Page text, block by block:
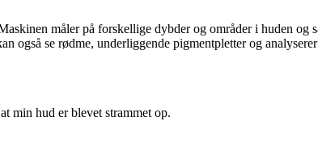
måler på forskellige dybder og områder i huden og
også se rødme, underliggende pigmentpletter og
min hud er blevet strammet op.